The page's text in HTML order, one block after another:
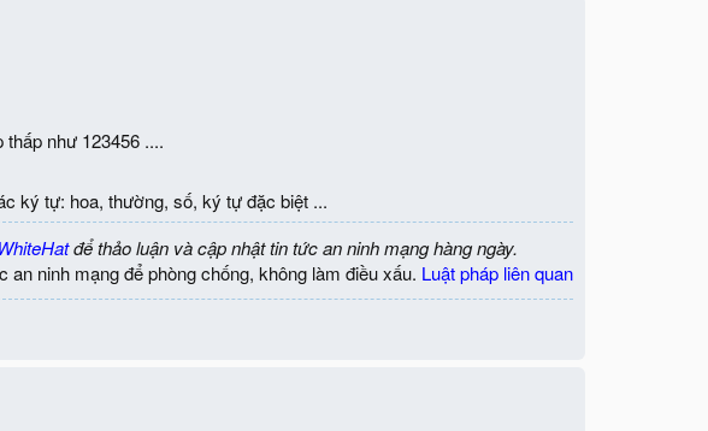
như 123456 ....
ký tự: hoa, thường, số, ký tự đặc biệt ...
để thảo luận và cập nhật tin tức an ninh mạng hàng ngày.
an ninh mạng để phòng chống, không làm điều xấu. Luật pháp liên quan